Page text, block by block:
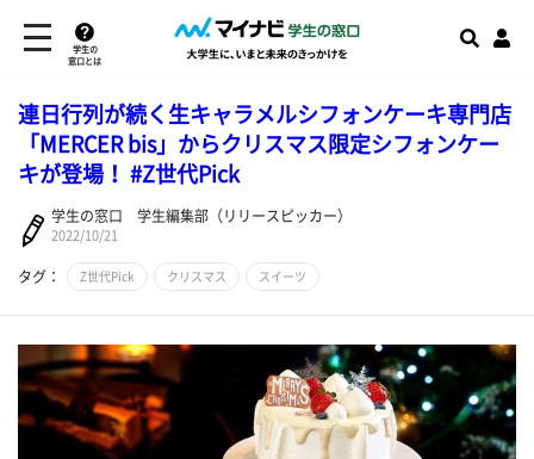
学生の
窓口とは
連日行列が続く生キャラメルシフォンケーキ専門店
「MERCER bis」からクリスマス限定シフォンケー
キが登場！ #Z世代Pick
学生の窓口 学生編集部（リリースピッカー）
2022/10/21
タグ： Z世代Pick クリスマス スイーツ